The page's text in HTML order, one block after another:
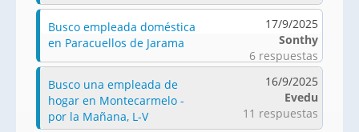
Busco empleada doméstica
en Paracuellos de Jarama
17/9/2025
Sonthy
6 respuestas
Busco una empleada de
hogar en Montecarmelo -
por la Mañana, L-V
16/9/2025
Evedu
11 respuestas